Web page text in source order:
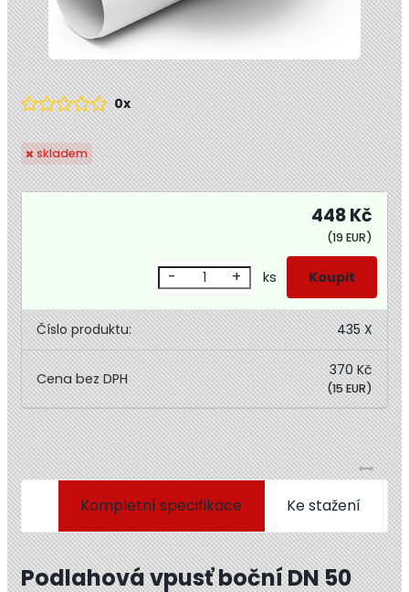
skladem
0x
Číslo produktu: 435 X
370 Kč
(15 EUR)
448 Kč
(19 EUR)
- + ks
Kompletní specifikace Ke stažení
Podlahová vpusť boční DN 50